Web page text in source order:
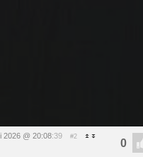
2026 @ 20:08:39 #2